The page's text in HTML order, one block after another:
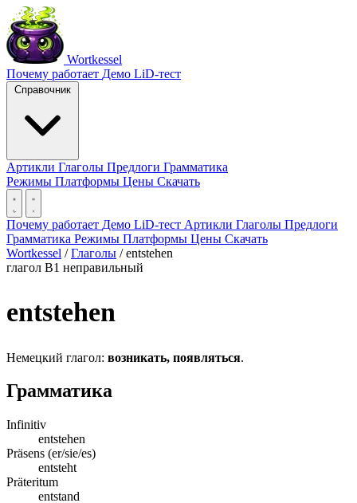
Wortkessel
Почему работает Демо LiD-тест
Справочник
Артикли Глаголы Предлоги Грамматика
Режимы Платформы Цены Скачать
Почему работает Демо LiD-тест Артикли Глаголы Предлоги
Грамматика Режимы Платформы Цены Скачать
Wortkessel / Глаголы / entstehen
глагол B1 неправильный
entstehen
Немецкий глагол: возникать, появляться.
Грамматика
Infinitiv
entstehen
Präsens (er/sie/es)
entsteht
Präteritum
entstand